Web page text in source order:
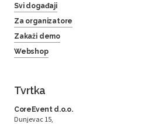
Svi događaji
Za organizatore
Zakaži demo
Webshop
Tvrtka
CoreEvent d.o.o.
Dunjevac 15,